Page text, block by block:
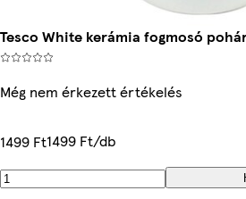
Tesco White kerámia fogmosó
Még nem érkezett értékelés
1499 Ft1499 Ft/db